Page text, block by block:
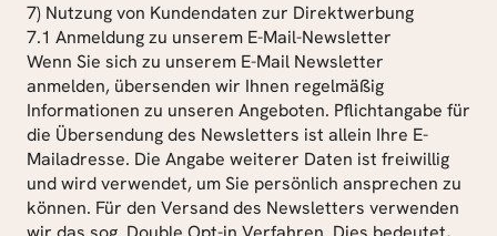
7) Nutzung von Kundendaten zur Direktwerbung
7.1 Anmeldung zu unserem E-Mail-Newsletter
Wenn Sie sich zu unserem E-Mail Newsletter
anmelden, übersenden wir Ihnen regelmäßig
Informationen zu unseren Angeboten. Pflichtangabe für
die Übersendung des Newsletters ist allein Ihre E-
Mailadresse. Die Angabe weiterer Daten ist freiwillig
und wird verwendet, um Sie persönlich ansprechen zu
können. Für den Versand des Newsletters verwenden